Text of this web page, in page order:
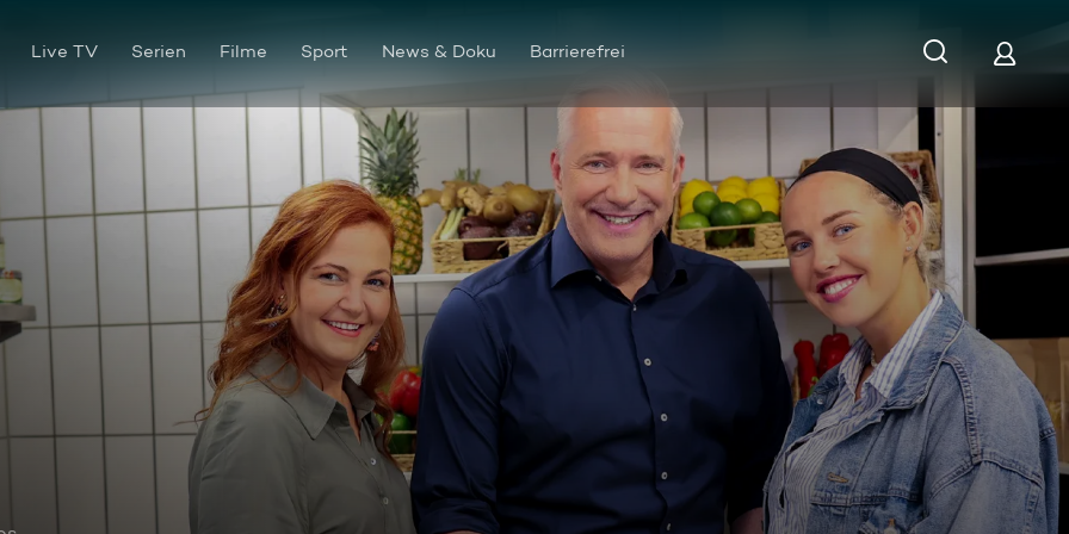
Live TV Serien Filme Sport News & Doku Barrierefrei